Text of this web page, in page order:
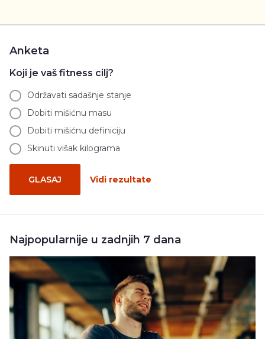
Anketa
Koji je vaš fitness cilj?
Održavati sadašnje stanje
Dobiti mišićnu masu
Dobiti mišićnu definiciju
Skinuti višak kilograma
GLASAJ Vidi rezultate
Najpopularnije u zadnjih 7 dana